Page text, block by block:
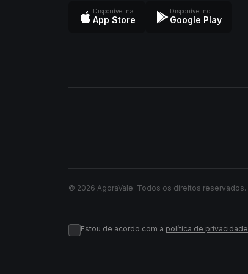
Disponível na
App Store
Disponível no
Google Play
© 2026 AgoraVale. Todos os direitos reservados.
Estou de acordo com a política de privacidade